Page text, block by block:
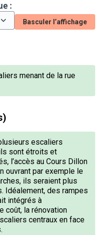
:
Basculer l’affichage
menant de la rue
escaliers
sont étroits et
l’accès au Cours Dillon
ouvrant par exemple le
ils seraient plus
Idéalement, des rampes
intégrés à
coût, la rénovation
centraux en face